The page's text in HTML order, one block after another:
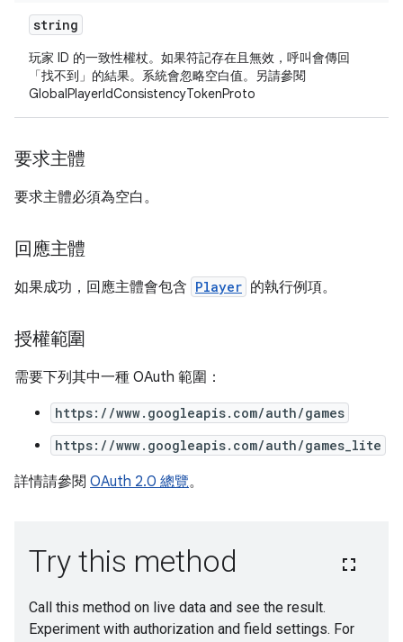
string
玩家 ID 的一致性權杖。如果符記存在且無效，呼叫會傳回
「找不到」的結果。系統會忽略空白值。另請參閱
GlobalPlayerIdConsistencyTokenProto
要求主體
要求主體必須為空白。
回應主體
如果成功，回應主體會包含 Player 的執行例項。
授權範圍
需要下列其中一種 OAuth 範圍：
https://www.googleapis.com/auth/games
https://www.googleapis.com/auth/games_lite
詳情請參閱 OAuth 2.0 總覽。